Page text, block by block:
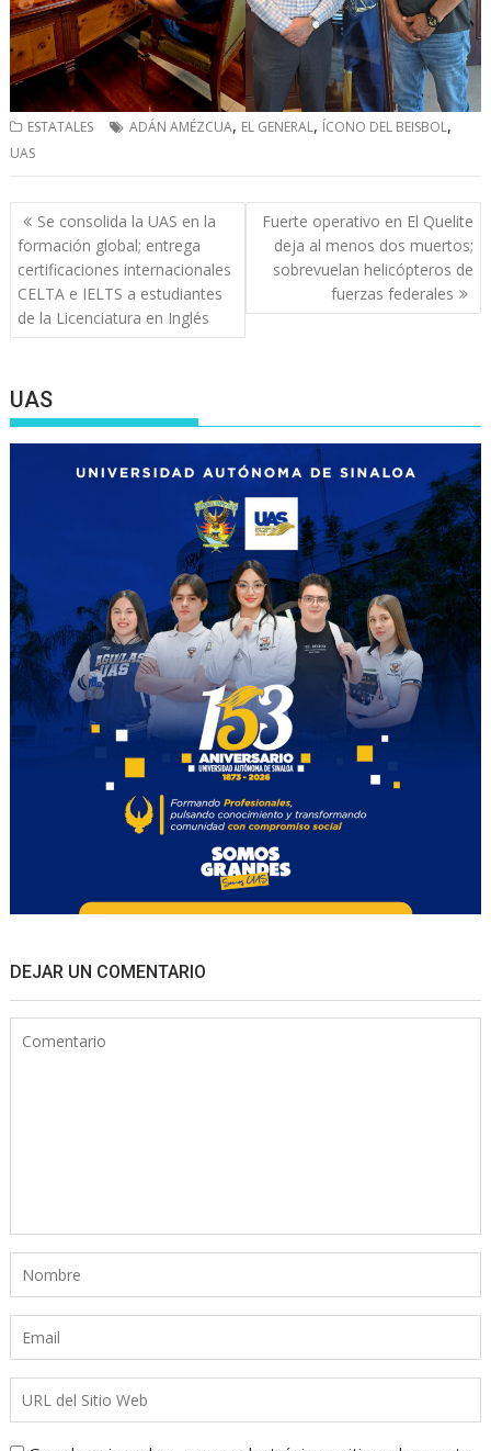
ESTATALES ADÁN AMÉZCUA, EL GENERAL, ÍCONO DEL BEISBOL,
UAS
Navegación
de
entradas
Se consolida la UAS en la
formación global; entrega
certificaciones internacionales
CELTA e IELTS a estudiantes
de la Licenciatura en Inglés
Fuerte operativo en El Quelite
deja al menos dos muertos;
sobrevuelan helicópteros de
fuerzas federales
UAS
DEJAR UN COMENTARIO